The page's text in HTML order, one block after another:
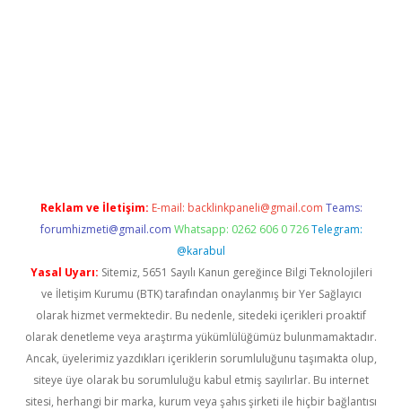
Reklam ve İletişim: E-mail: backlinkpaneli@gmail.com Teams:
forumhizmeti@gmail.com Whatsapp: 0262 606 0 726 Telegram:
@karabul
Yasal Uyarı: Sitemiz, 5651 Sayılı Kanun gereğince Bilgi Teknolojileri
ve İletişim Kurumu (BTK) tarafından onaylanmış bir Yer Sağlayıcı
olarak hizmet vermektedir. Bu nedenle, sitedeki içerikleri proaktif
olarak denetleme veya araştırma yükümlülüğümüz bulunmamaktadır.
Ancak, üyelerimiz yazdıkları içeriklerin sorumluluğunu taşımakta olup,
siteye üye olarak bu sorumluluğu kabul etmiş sayılırlar. Bu internet
sitesi, herhangi bir marka, kurum veya şahıs şirketi ile hiçbir bağlantısı